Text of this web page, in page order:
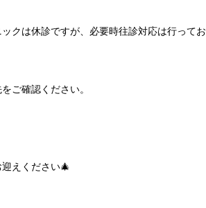
クは休診ですが、必要時往診対応は行ってお
ご確認ください。
えください🎄